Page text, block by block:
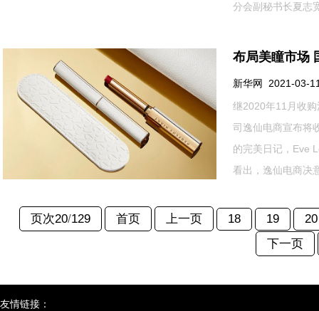
分会副秘书长夏志
布局美瞳市场
新华网 2021-03-
继2020年11月收
司逸仙电商宣布将
的完美日记，Eve
看出，逸仙电商决
页次20/129 首页 上一页 18 19
20
下一页
友情链接：